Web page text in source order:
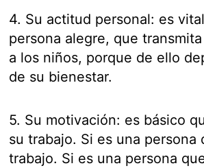
4. Su actitud personal: es
persona alegre, que
a los niños, porque de ello
de su bienestar.
5. Su motivación: es básico
su trabajo. Si es una persona
trabajo. Si es una persona